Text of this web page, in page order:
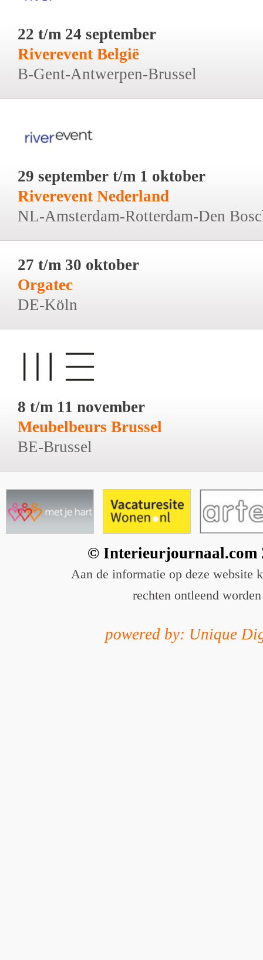
22 t/m 24 september
Riverevent België
B-Gent-Antwerpen-Brussel
29 september t/m 1 oktober
Riverevent Nederland
NL-Amsterdam-Rotterdam-Den
27 t/m 30 oktober
Orgatec
DE-Köln
8 t/m 11 november
Meubelbeurs Brussel
BE-Brussel
© Interieurjournaal.com
Aan de informatie op deze website
rechten ontleend worden
powered by: Unique